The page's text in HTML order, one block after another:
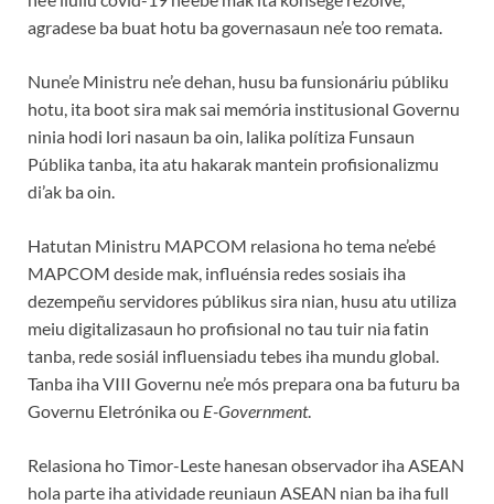
agradese ba buat hotu ba governasaun ne’e too remata.
Nune’e Ministru ne’e dehan, husu ba funsionáriu públiku
hotu, ita boot sira mak sai memória institusional Governu
ninia hodi lori nasaun ba oin, lalika polítiza Funsaun
Públika tanba, ita atu hakarak mantein profisionalizmu
di’ak ba oin.
Hatutan Ministru MAPCOM relasiona ho tema ne’ebé
MAPCOM deside mak, influénsia redes sosiais iha
dezempeñu servidores públikus sira nian, husu atu utiliza
meiu digitalizasaun ho profisional no tau tuir nia fatin
tanba, rede sosiál influensiadu tebes iha mundu global.
Tanba iha VIII Governu ne’e mós prepara ona ba futuru ba
Governu Eletrónika ou E-Government.
Relasiona ho Timor-Leste hanesan observador iha ASEAN
hola parte iha atividade reuniaun ASEAN nian ba iha full